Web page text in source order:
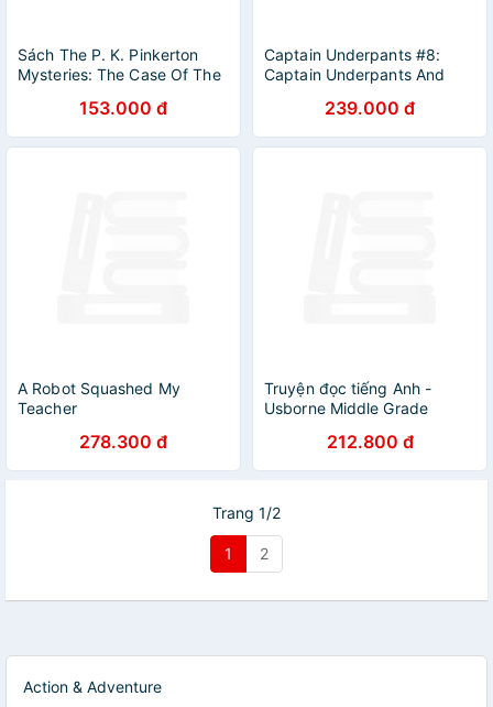
Sách The P. K. Pinkerton
Mysteries: The Case Of The
153.000 đ
Captain Underpants #8:
Captain Underpants And
The Purple Potty People
(Color Edition)
239.000 đ
A Robot Squashed My
Teacher
278.300 đ
Truyện đọc tiếng Anh -
Usborne Middle Grade
Chicken Legs212.800 đ
Trang 1/2
1 2
Action & Adventure